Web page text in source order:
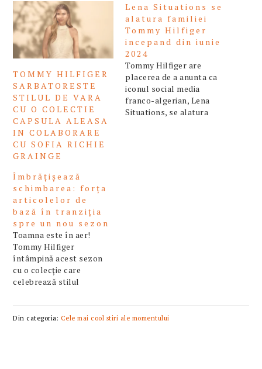
TOMMY HILFIGER
SARBATORESTE
STILUL DE VARA
CU O COLECTIE
CAPSULA ALEASA
IN COLABORARE
CU SOFIA RICHIE
GRAINGE
Lena Situations se
alatura familiei
Tommy Hilfiger
incepand din iunie
2024
Tommy Hilfiger are
placerea de a anunta ca
iconul social media
franco-algerian, Lena
Situations, se alatura
Îmbrățișează
schimbarea: forța
articolelor de
bază în tranziția
spre un nou sezon
Toamna este în aer!
Tommy Hilfiger
întâmpină acest sezon
cu o colecție care
celebrează stilul
American Cool.
Din categoria: Cele mai cool stiri ale momentului